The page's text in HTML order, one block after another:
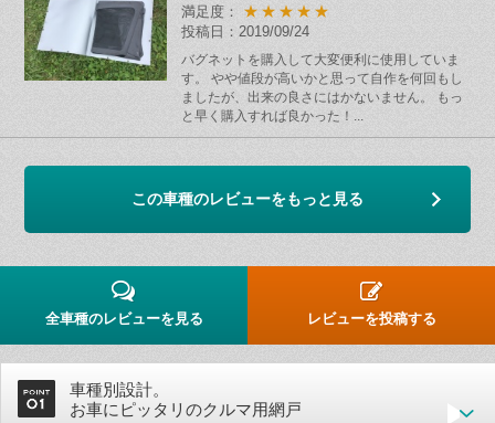
満足度： ★★★★★
投稿日：2019/09/24
バグネットを購入して大変便利に使用していま
す。 やや値段が高いかと思って自作を何回もし
ましたが、出来の良さにはかないません。 もっ
と早く購入すれば良かった！...
この車種のレビューをもっと見る
全車種のレビューを見る レビューを投稿する
車種別設計。
お車にピッタリのクルマ用網戸